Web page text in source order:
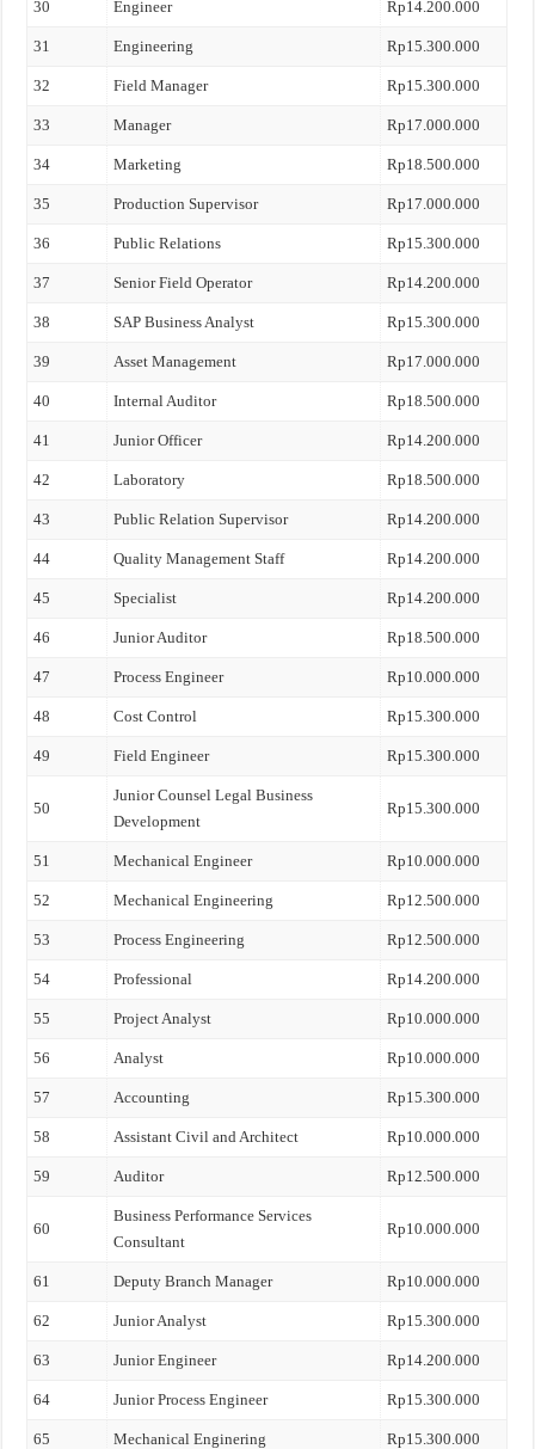
30 Engineer Rp14.200.000
31 Engineering Rp15.300.000
32 Field Manager Rp15.300.000
33 Manager Rp17.000.000
34 Marketing Rp18.500.000
35 Production Supervisor Rp17.000.000
36 Public Relations Rp15.300.000
37 Senior Field Operator Rp14.200.000
38 SAP Business Analyst Rp15.300.000
39 Asset Management Rp17.000.000
40 Internal Auditor Rp18.500.000
41 Junior Officer Rp14.200.000
42 Laboratory Rp18.500.000
43 Public Relation Supervisor Rp14.200.000
44 Quality Management Staff Rp14.200.000
45 Specialist Rp14.200.000
46 Junior Auditor Rp18.500.000
47 Process Engineer Rp10.000.000
48 Cost Control Rp15.300.000
49 Field Engineer Rp15.300.000
50
Junior Counsel Legal Business
Development
Rp15.300.000
51 Mechanical Engineer Rp10.000.000
52 Mechanical Engineering Rp12.500.000
53 Process Engineering Rp12.500.000
54 Professional Rp14.200.000
55 Project Analyst Rp10.000.000
56 Analyst Rp10.000.000
57 Accounting Rp15.300.000
58 Assistant Civil and Architect Rp10.000.000
59 Auditor Rp12.500.000
60
Business Performance Services
Consultant
Rp10.000.000
61 Deputy Branch Manager Rp10.000.000
62 Junior Analyst Rp15.300.000
63 Junior Engineer Rp14.200.000
64 Junior Process Engineer Rp15.300.000
65 Mechanical Enginering Rp15.300.000